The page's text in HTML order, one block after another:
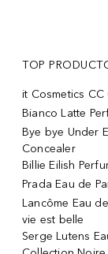
TOP
it Cosmetics CC
Bianco Latte
Bye bye Under
Concealer
Billie Eilish
Prada Eau de
Lancôme Eau
vie est belle
Serge Lutens